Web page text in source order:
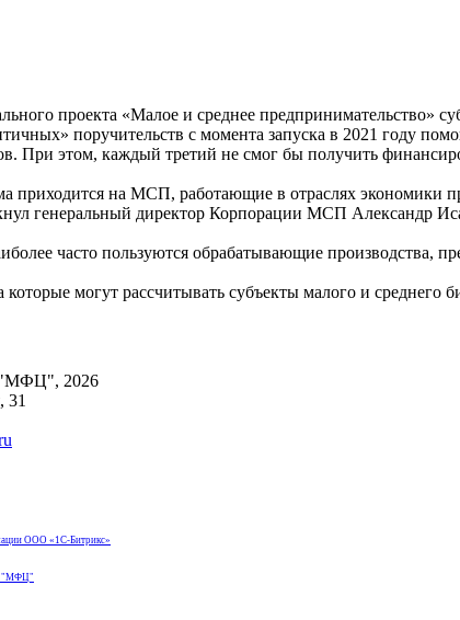
проекта «Малое и среднее
поручительств с момента запуска в 2021 году
При этом, каждый третий не смог бы получить
приходится на МСП, работающие в отраслях экономики
генеральный директор Корпорации МСП Александр
часто пользуются обрабатывающие производства,
могут рассчитывать субъекты малого и
"МФЦ", 2026
31
ООО «1С-Битрикс»
"МФЦ"